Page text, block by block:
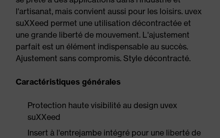
l'artisanat, mais convient aussi pour les loisirs. uvex
suXXeed permet une utilisation décontractée et
une grande liberté de mouvement. L'ajustement
parfait est un élément indispensable au succès.
Ajustement sans compromis. Style décontracté.
Caractéristiques générales
Protection haute visibilité au design uvex
suXXeed
Insert à l'entrejambe intégré pour une liberté de